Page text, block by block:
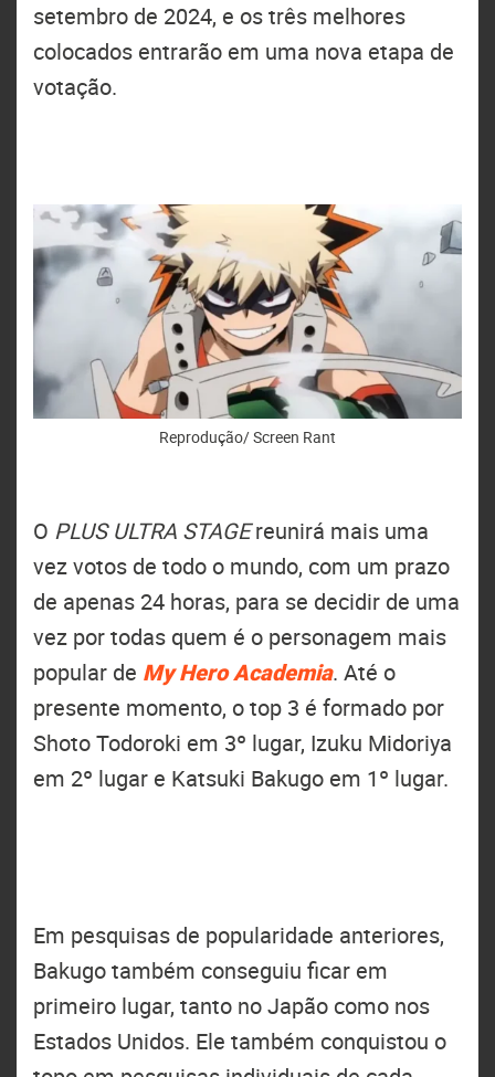
setembro de 2024, e os três melhores
colocados entrarão em uma nova etapa de
votação.
Reprodução/ Screen Rant
O PLUS ULTRA STAGEreunirá mais uma
vez votos de todo o mundo, com um prazo
de apenas 24 horas, para se decidir de uma
vez por todas quem é o personagem mais
popular de My Hero Academia. Até o
presente momento, o top 3 é formado por
Shoto Todoroki em 3º lugar, Izuku Midoriya
em 2º lugar e Katsuki Bakugo em 1º lugar.
Em pesquisas de popularidade anteriores,
Bakugo também conseguiu ficar em
primeiro lugar, tanto no Japão como nos
Estados Unidos. Ele também conquistou o